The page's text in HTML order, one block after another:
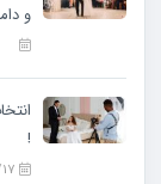
و
!